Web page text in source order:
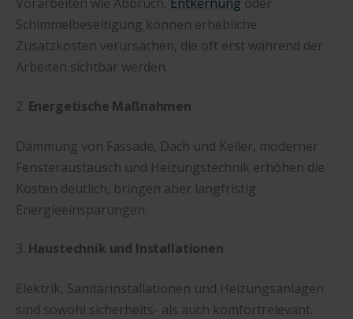
Schimmelbeseitigung können erhebliche
Zusatzkosten verursachen, die oft erst während der
Arbeiten sichtbar werden.
2. Energetische Maßnahmen
Dämmung von Fassade, Dach und Keller, moderner
Fensteraustausch und Heizungstechnik erhöhen die
Kosten deutlich, bringen aber langfristig
Energieeinsparungen.
3. Haustechnik und Installationen
Elektrik, Sanitärinstallationen und Heizungsanlagen
sind sowohl sicherheits- als auch komfortrelevant.